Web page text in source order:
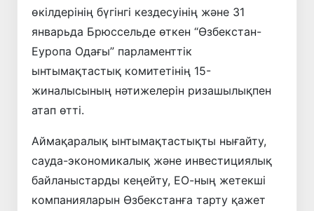
өкілдерінің бүгінгі кездесуінің және 31
январьда Брюссельде өткен “Өзбекстан-
Еуропа Одағы” парламенттік
ынтымақтастық комитетінің 15-
жиналысының нәтижелерін ризашылықпен
атап өтті.
Аймақаралық ынтымақтастықты нығайту,
сауда-экономикалық және инвестициялық
байланыстарды кеңейту, ЕО-ның жетекші
компанияларын Өзбекстанға тарту қажет